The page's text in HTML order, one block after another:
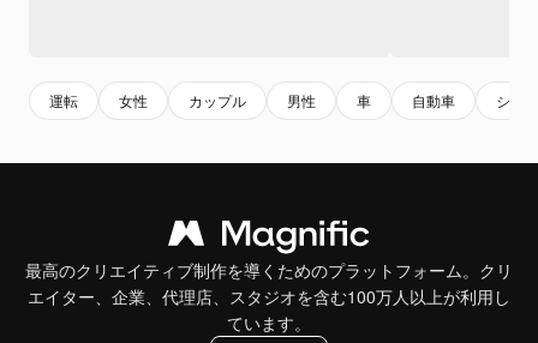
運転 女性 カップル 男性 車 自動車 シニア
最高のクリエイティブ制作を導くためのプラットフォーム。クリ
エイター、企業、代理店、スタジオを含む100万人以上が利用し
ています。